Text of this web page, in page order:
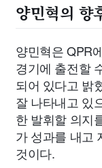
양민혁의 향
양민혁은 QPR
경기에 출전할
되어 있다고 밝
잘 나타내고 있
한 발휘할 의지
가 성과를 내고
것이다.